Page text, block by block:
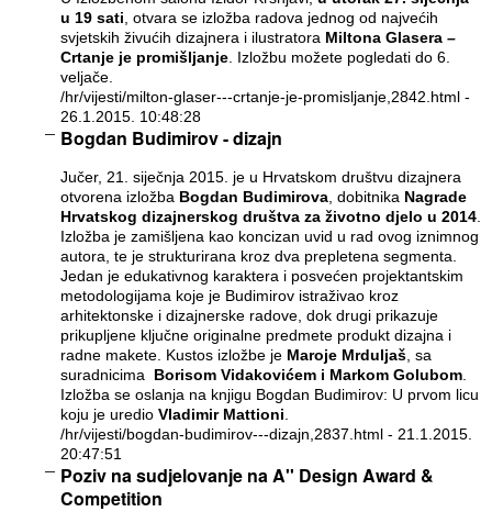
u 19 sati , otvara se izložba radova jednog od najvećih
svjetskih živućih dizajnera i ilustratora Miltona Glasera –
Crtanje je promišljanje. Izložbu možete pogledati do 6.
veljače.
/hr/vijesti/milton-glaser---crtanje-je-promisljanje,2842.html-
26.1.2015. 10:48:28
Bogdan Budimirov - dizajn
Jučer, 21. siječnja 2015. je u Hrvatskom društvu dizajnera
otvorena izložba Bogdan Budimirova, dobitnika Nagrade
Hrvatskog dizajnerskog društva za životno djelo u 2014.
Izložba je zamišljena kao koncizan uvid u rad ovog iznimnog
autora, te je strukturirana kroz dva prepletena segmenta.
Jedan je edukativnog karaktera i posvećen projektantskim
metodologijama koje je Budimirov istraživao kroz
arhitektonske i dizajnerske radove, dok drugi prikazuje
prikupljene ključne originalne predmete produkt dizajna i
radne makete. Kustos izložbe je Maroje Mrduljaš, sa
suradnicima Borisom Vidakovićem i Markom Golubom.
Izložba se oslanja na knjigu Bogdan Budimirov: U prvom licu
koju je uredio Vladimir Mattioni
/hr/vijesti/bogdan-budimirov---dizajn,2837.html- 21.1.2015.
20:47:51
Poziv na sudjelovanje na A'' Design Award &
Competition